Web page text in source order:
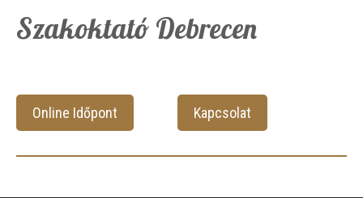
Szakoktató Debrecen
Online Időpont Kapcsolat